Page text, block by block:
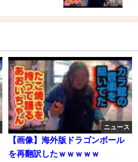
ニュース
【画像】海外版ドラゴンボール
を再翻訳したｗｗｗｗｗ